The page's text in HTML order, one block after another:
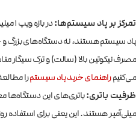
تمرکز بر پاد سیستم‌ها:
در
پاد سیستم هستند، نه دستگاه‌های بزرگ
مصرف نیکوتین بالا (سالت) و ترک سیگار
می‌کنیمراهنمای خرید پاد سیستمرا
ظرفیت باتری:
میلی‌آمپر هستند. این یعنی برای استفاده